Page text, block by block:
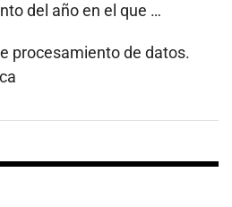
del año en el que …
procesamiento de datos.